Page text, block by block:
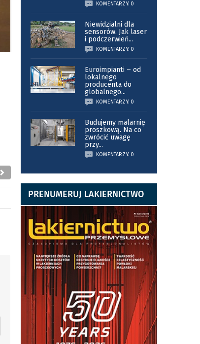
KOMENTARZY: 0
Niewidzialni dla
sensorów. Jak laser
i podczerwień...
KOMENTARZY: 0
Euroimpianti – od
lokalnego
producenta do
globalnego...
KOMENTARZY: 0
Budujemy malarnię
proszkową. Na co
zwrócić uwagę
przy...
KOMENTARZY: 0
PRENUMERUJ LAKIERNICTWO